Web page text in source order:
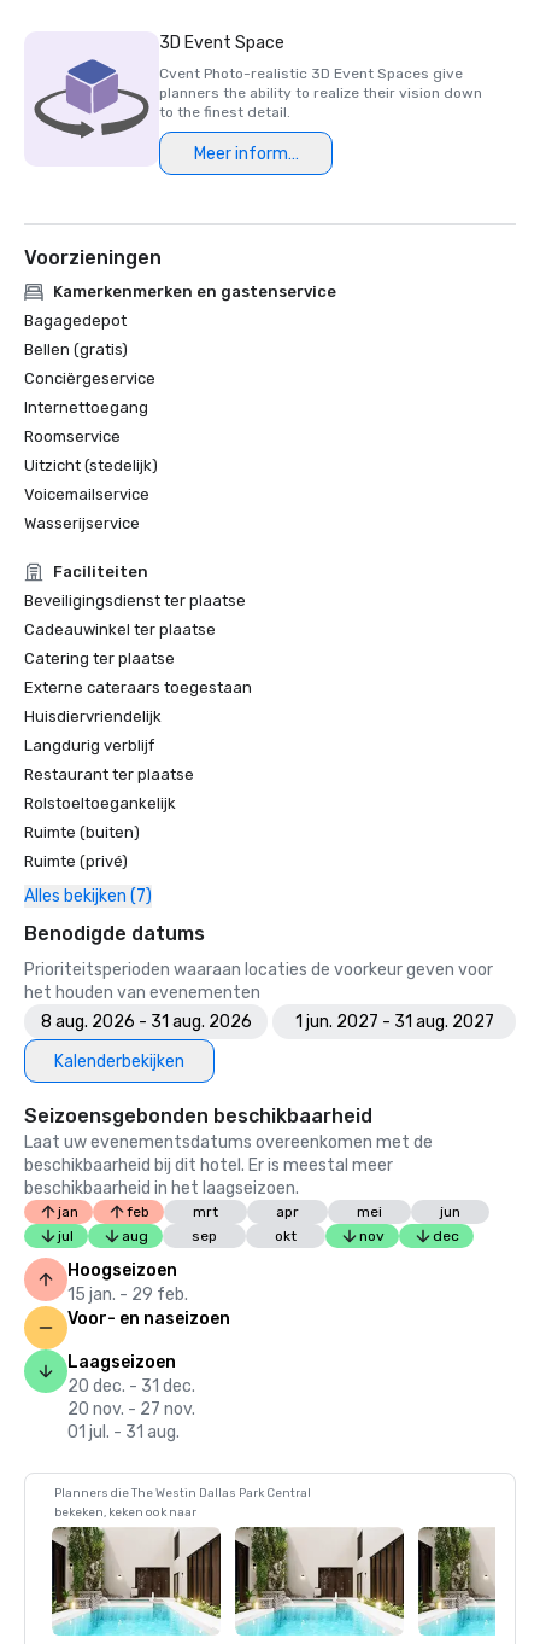
3D Event Space
Cvent Photo-realistic 3D Event Spaces give
planners the ability to realize their vision down
to the finest detail.
Meer informatie
Voorzieningen
Kamerkenmerken en gastenservice
Bagagedepot
Bellen (gratis)
Conciërgeservice
Internettoegang
Roomservice
Uitzicht (stedelijk)
Voicemailservice
Wasserijservice
Faciliteiten
Beveiligingsdienst ter plaatse
Cadeauwinkel ter plaatse
Catering ter plaatse
Externe cateraars toegestaan
Huisdiervriendelijk
Langdurig verblijf
Restaurant ter plaatse
Rolstoeltoegankelijk
Ruimte (buiten)
Ruimte (privé)
Alles bekijken (7)
Benodigde datums
Prioriteitsperioden waaraan locaties de voorkeur geven voor
het houden van evenementen
8 aug. 2026 - 31 aug. 2026
1 jun. 2027 - 31 aug. 2027
Kalenderbekijken
Seizoensgebonden beschikbaarheid
Laat uw evenementsdatums overeenkomen met de
beschikbaarheid bij dit hotel. Er is meestal meer
beschikbaarheid in het laagseizoen.
jan feb mrt apr mei
jun
jul
aug sep okt nov dec
Hoogseizoen
15 jan. - 29 feb.
Voor- en naseizoen
Laagseizoen
20 dec. - 31 dec.
20 nov. - 27 nov.
01 jul. - 31 aug.
Planners die The Westin Dallas Park Central
bekeken, keken ook naar